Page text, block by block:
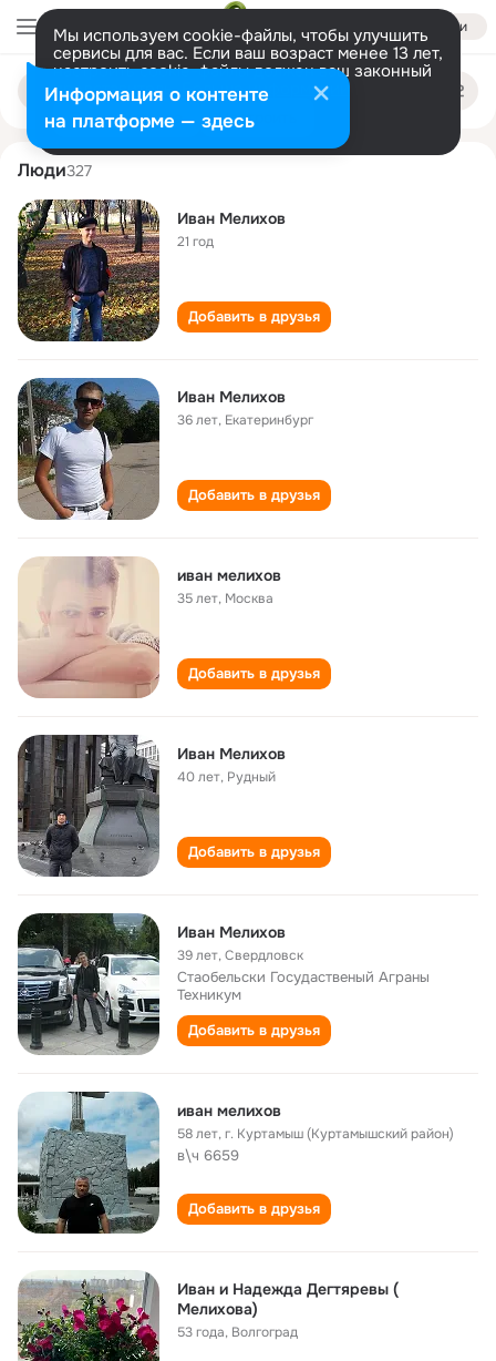
Войти
Мы используем cookie-файлы, чтобы улучшить
сервисы для вас. Если ваш возраст менее 13 лет,
настроить cookie-файлы должен ваш законный
представитель. Больше информации
Разрешить все Настроить
Поиск
людям
ivan melikhov
Люди327
Иван Мелихов
21 год
Добавить в друзья
Иван Мелихов
36 лет, Екатеринбург
Добавить в друзья
иван мелихов
35 лет, Москва
Добавить в друзья
Иван Мелихов
40 лет, Рудный
Добавить в друзья
Иван Мелихов
39 лет,Свердловск
Стаобельски Госудаственый Аграны
Техникум
Добавить в друзья
иван мелихов
58 лет,г. Куртамыш (Куртамышский район)
в\ч 6659
Добавить в друзья
Иван и Надежда Дегтяревы (
Мелихова)
53 года, Волгоград
Информация о контенте
на платформе — здесь